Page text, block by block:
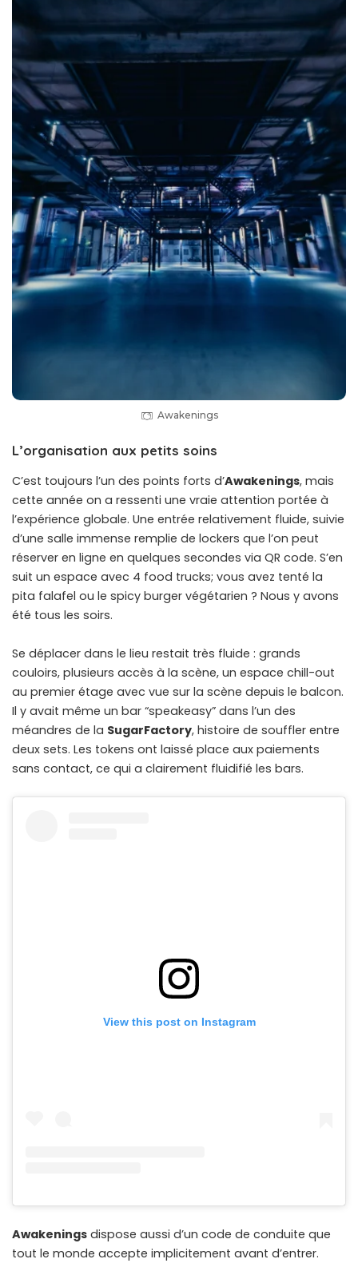
Awakenings
L’organisation aux petits soins
C’est toujours l’un des points forts d’Awakenings, mais
cette année on a ressenti une vraie attention portée à
l’expérience globale. Une entrée relativement fluide, suivie
d’une salle immense remplie de lockers que l’on peut
réserver en ligne en quelques secondes via QR code. S’en
suit un espace avec 4 food trucks; vous avez tenté la
pita falafel ou le spicy burger végétarien ? Nous y avons
été tous les soirs.
Se déplacer dans le lieu restait très fluide : grands
couloirs, plusieurs accès à la scène, un espace chill-out
au premier étage avec vue sur la scène depuis le balcon.
Il y avait même un bar “speakeasy” dans l’un des
méandres de la SugarFactory, histoire de souffler entre
deux sets. Les tokens ont laissé place aux paiements
sans contact, ce qui a clairement fluidifié les bars.
View this post on Instagram
Awakenings dispose aussi d’un code de conduite que
tout le monde accepte implicitement avant d’entrer.